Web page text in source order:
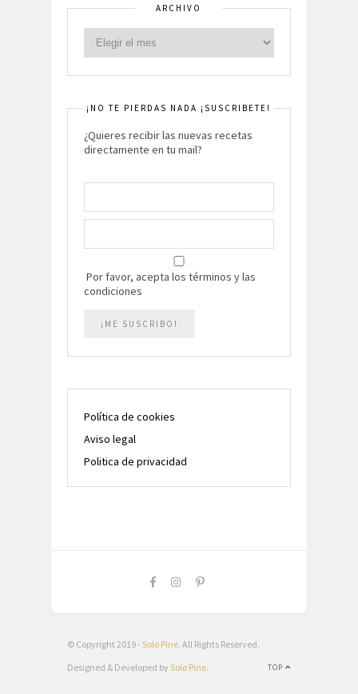
ARCHIVO
¡NO TE PIERDAS NADA ¡SUSCRIBETE!
¿Quieres recibir las nuevas recetas
directamente en tu mail?
Por favor, acepta los términos y las
condiciones
Política de cookies
Aviso legal
Politica de privacidad
© Copyright 2019 - Solo Pine. All Rights Reserved.
TOP
Designed & Developed by Solo Pine.